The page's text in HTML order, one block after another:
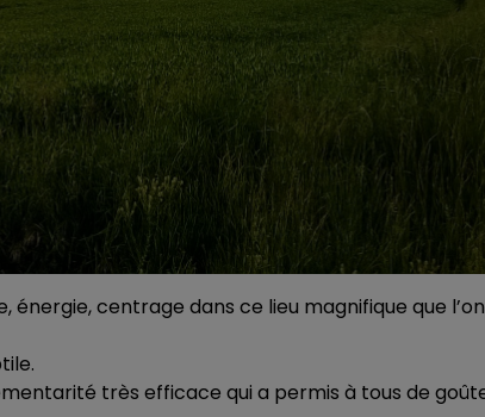
centrage dans ce lieu magnifique que l’on
très efficace qui a permis à tous de